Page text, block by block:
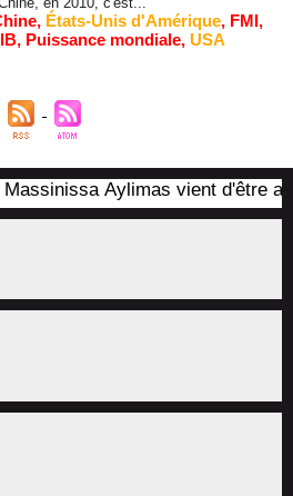
, États-Unis d'Amérique, FMI,
, Puissance mondiale, USA
Aylimas vient d'être